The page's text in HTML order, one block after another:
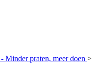
Minder praten, meer doen >